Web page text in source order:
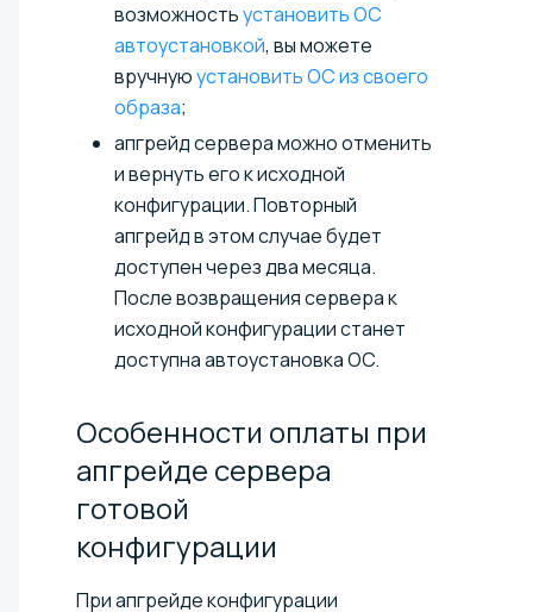
возможностьустановить ОС
автоустановкой, вы можете
вручнуюустановить ОС из своего
образа;
апгрейд сервера можно отменить
и вернуть его к исходной
конфигурации. Повторный
апгрейд в этом случае будет
доступен через два месяца.
После возвращения сервера к
исходной конфигурации станет
доступна автоустановка ОС.
Особенности оплаты при
апгрейде сервера
готовой
конфигурации
При апгрейде конфигурации